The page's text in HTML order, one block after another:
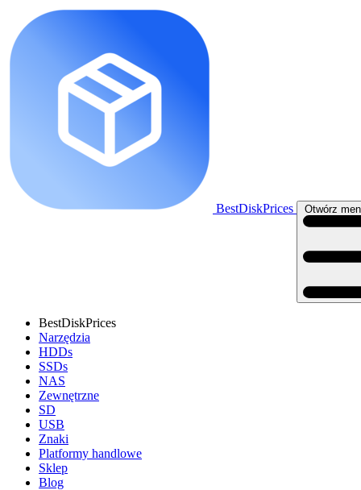
BestDiskPrices Otwórz
BestDiskPrices
Narzędzia
HDDs
SSDs
NAS
Zewnętrzne
SD
USB
Znaki
Platformy handlowe
Sklep
Blog